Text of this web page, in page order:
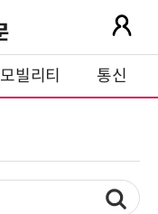
모빌리티 통신